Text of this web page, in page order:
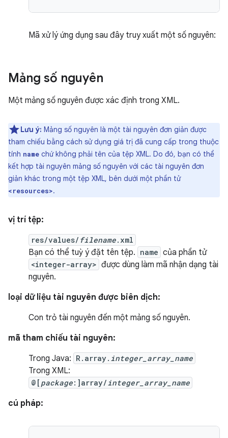
Mã xử lý ứng dụng sau đây truy xuất một số nguyên:
Mảng số nguyên
Một mảng số nguyên được xác định trong XML.
Lưu ý: Mảng số nguyên là một tài nguyên đơn giản được
tham chiếu bằng cách sử dụng giá trị đã cung cấp trong thuộc
tính name chứ không phải tên của tệp XML. Do đó, bạn có thể
kết hợp tài nguyên mảng số nguyên với các tài nguyên đơn
giản khác trong một tệp XML, bên dưới một phần tử
<resources>.
vị trí tệp:
res/values/ filename.xml
Bạn có thể tuỳ ý đặt tên tệp. name của phần tử
<integer-array> được dùng làm mã nhận dạng tài
nguyên.
loại dữ liệu tài nguyên được biên dịch:
Con trỏ tài nguyên đến một mảng số nguyên.
mã tham chiếu tài nguyên:
Trong Java: R.array. integer_array_name
Trong XML:
@[ package:]array/integer_array_name
cú pháp: